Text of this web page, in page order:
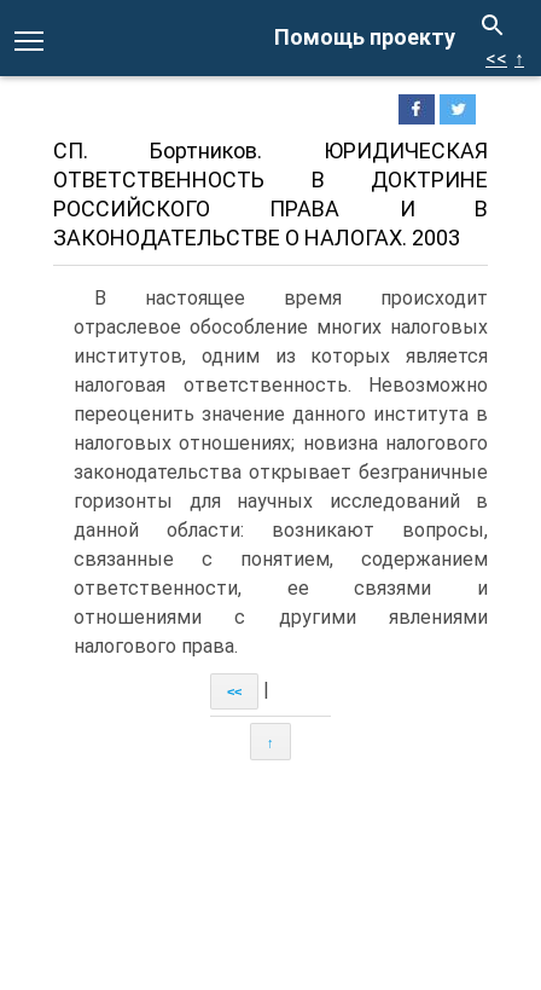
Помощь проекту
<< ↑
СП. Бортников. ЮРИДИЧЕСКАЯ
ОТВЕТСТВЕННОСТЬ В ДОКТРИНЕ
РОССИЙСКОГО ПРАВА И В
ЗАКОНОДАТЕЛЬСТВЕ О НАЛОГАХ. 2003
В настоящее время происходит
отраслевое обособление многих налоговых
институтов, одним из которых является
налоговая ответственность. Невозможно
переоценить значение данного института в
налоговых отношениях; новизна налогового
законодательства открывает безграничные
горизонты для научных исследований в
данной области: возникают вопросы,
связанные с понятием, содержанием
ответственности, ее связями и
отношениями с другими явлениями
налогового права.
<<
↑